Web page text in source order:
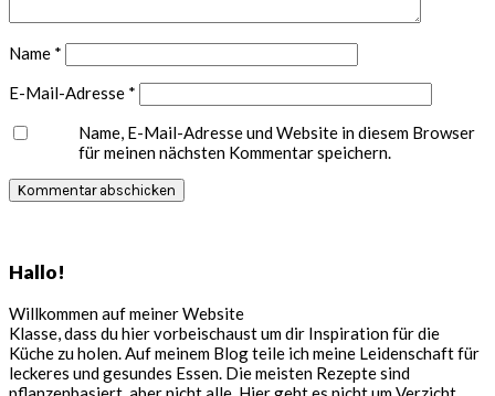
Name *
E-Mail-Adresse *
Name, E-Mail-Adresse und Website in diesem Browser
für meinen nächsten Kommentar speichern.
Hallo!
Willkommen auf meiner Website
Klasse, dass du hier vorbeischaust um dir Inspiration für die
Küche zu holen. Auf meinem Blog teile ich meine Leidenschaft für
leckeres und gesundes Essen. Die meisten Rezepte sind